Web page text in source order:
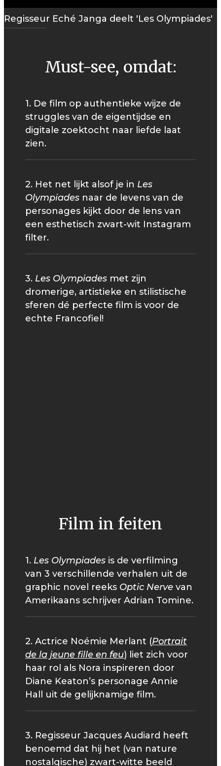
Regisseur Eché Janga deelt 'Les Olympiades'
Must-see, omdat:
1. De film op authentieke wijze de
struggles van de eigentijdse en
digitale zoektocht naar liefde laat
zien.
2. Het net lijkt alsof je in Les
Olympiades naar de levens van de
personages kijkt door de lens van
een esthetisch zwart-wit Instagram
filter.
3. Les Olympiades met zijn
dromerige, artistieke en stilistische
sferen dé perfecte film is voor de
echte Francofiel!
Film in feiten
1. Les Olympiades is de verfilming
van 3 verschillende verhalen uit de
graphic novel reeks Optic Nerve van
Amerikaans schrijver Adrian Tomine.
2. Actrice Noémie Merlant (Portrait
de la jeune fille en feu) liet zich voor
haar rol als Nora inspireren door
Diane Keaton’s personage Annie
Hall uit de gelijknamige film.
3. Regisseur Jacques Audiard heeft
benoemd dat hij het (van nature
nostalgische) zwart-witte beeld